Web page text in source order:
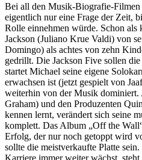
Bei all den Musik-Biografie-Filmen
eigentlich nur eine Frage der Zeit,
Rolle einnehmen würde. Schon
Jackson (Juliano Krue Valdi) von
Domingo) als achtes von zehn
gedrillt. Die Jackson Five sollen
startet Michael seine eigene
erwachsen ist (jetzt gespielt von
weiterhin von der Musik dominiert.
Graham) und den Produzenten
kennen lernt, verändert sich seine
komplett. Das Album „Off the
Erfolg, der nur noch getoppt wird
sollte die meistverkaufte Platte
Karriere immer weiter wächst,